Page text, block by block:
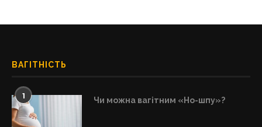
ВАГІТНІСТЬ
1 Чи можна вагітним «Но-шпу»?